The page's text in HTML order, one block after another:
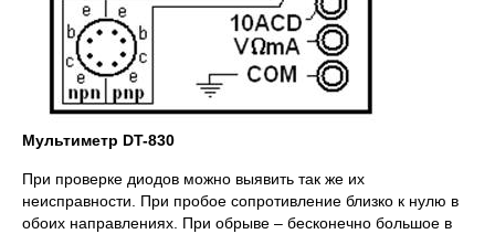
Мультиметр DT-830
При проверке диодов можно выявить так же их
неисправности. При пробое сопротивление близко к нулю в
обоих направлениях. При обрыве – бесконечно большое в